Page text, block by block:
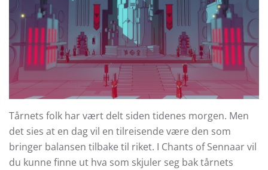
Tårnets folk har vært delt siden tidenes morgen. Men
det sies at en dag vil en tilreisende være den som
bringer balansen tilbake til riket. I Chants of Sennaar vil
du kunne finne ut hva som skjuler seg bak tårnets